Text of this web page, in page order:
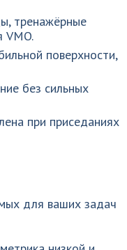
тренажёрные
VMO.
поверхности,
без сильных
при приседаниях
для ваших задач